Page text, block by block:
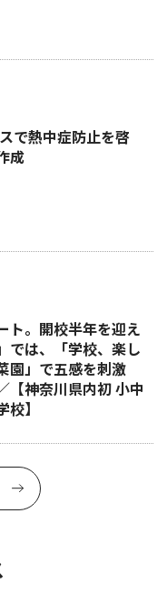
で熱中症防止を啓
成
ト。開校半年を迎え
では、「学校、楽し
園」で五感を刺激
【神奈川県内初 小中
】